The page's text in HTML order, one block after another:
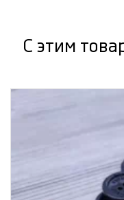
С этим